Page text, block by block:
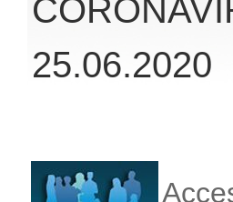
25.06.2020